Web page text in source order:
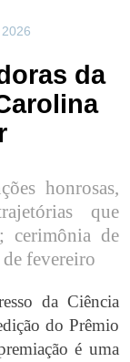
da
honrosas,
que
cerimônia de
fevereiro
da Ciência
do Prêmio
é uma